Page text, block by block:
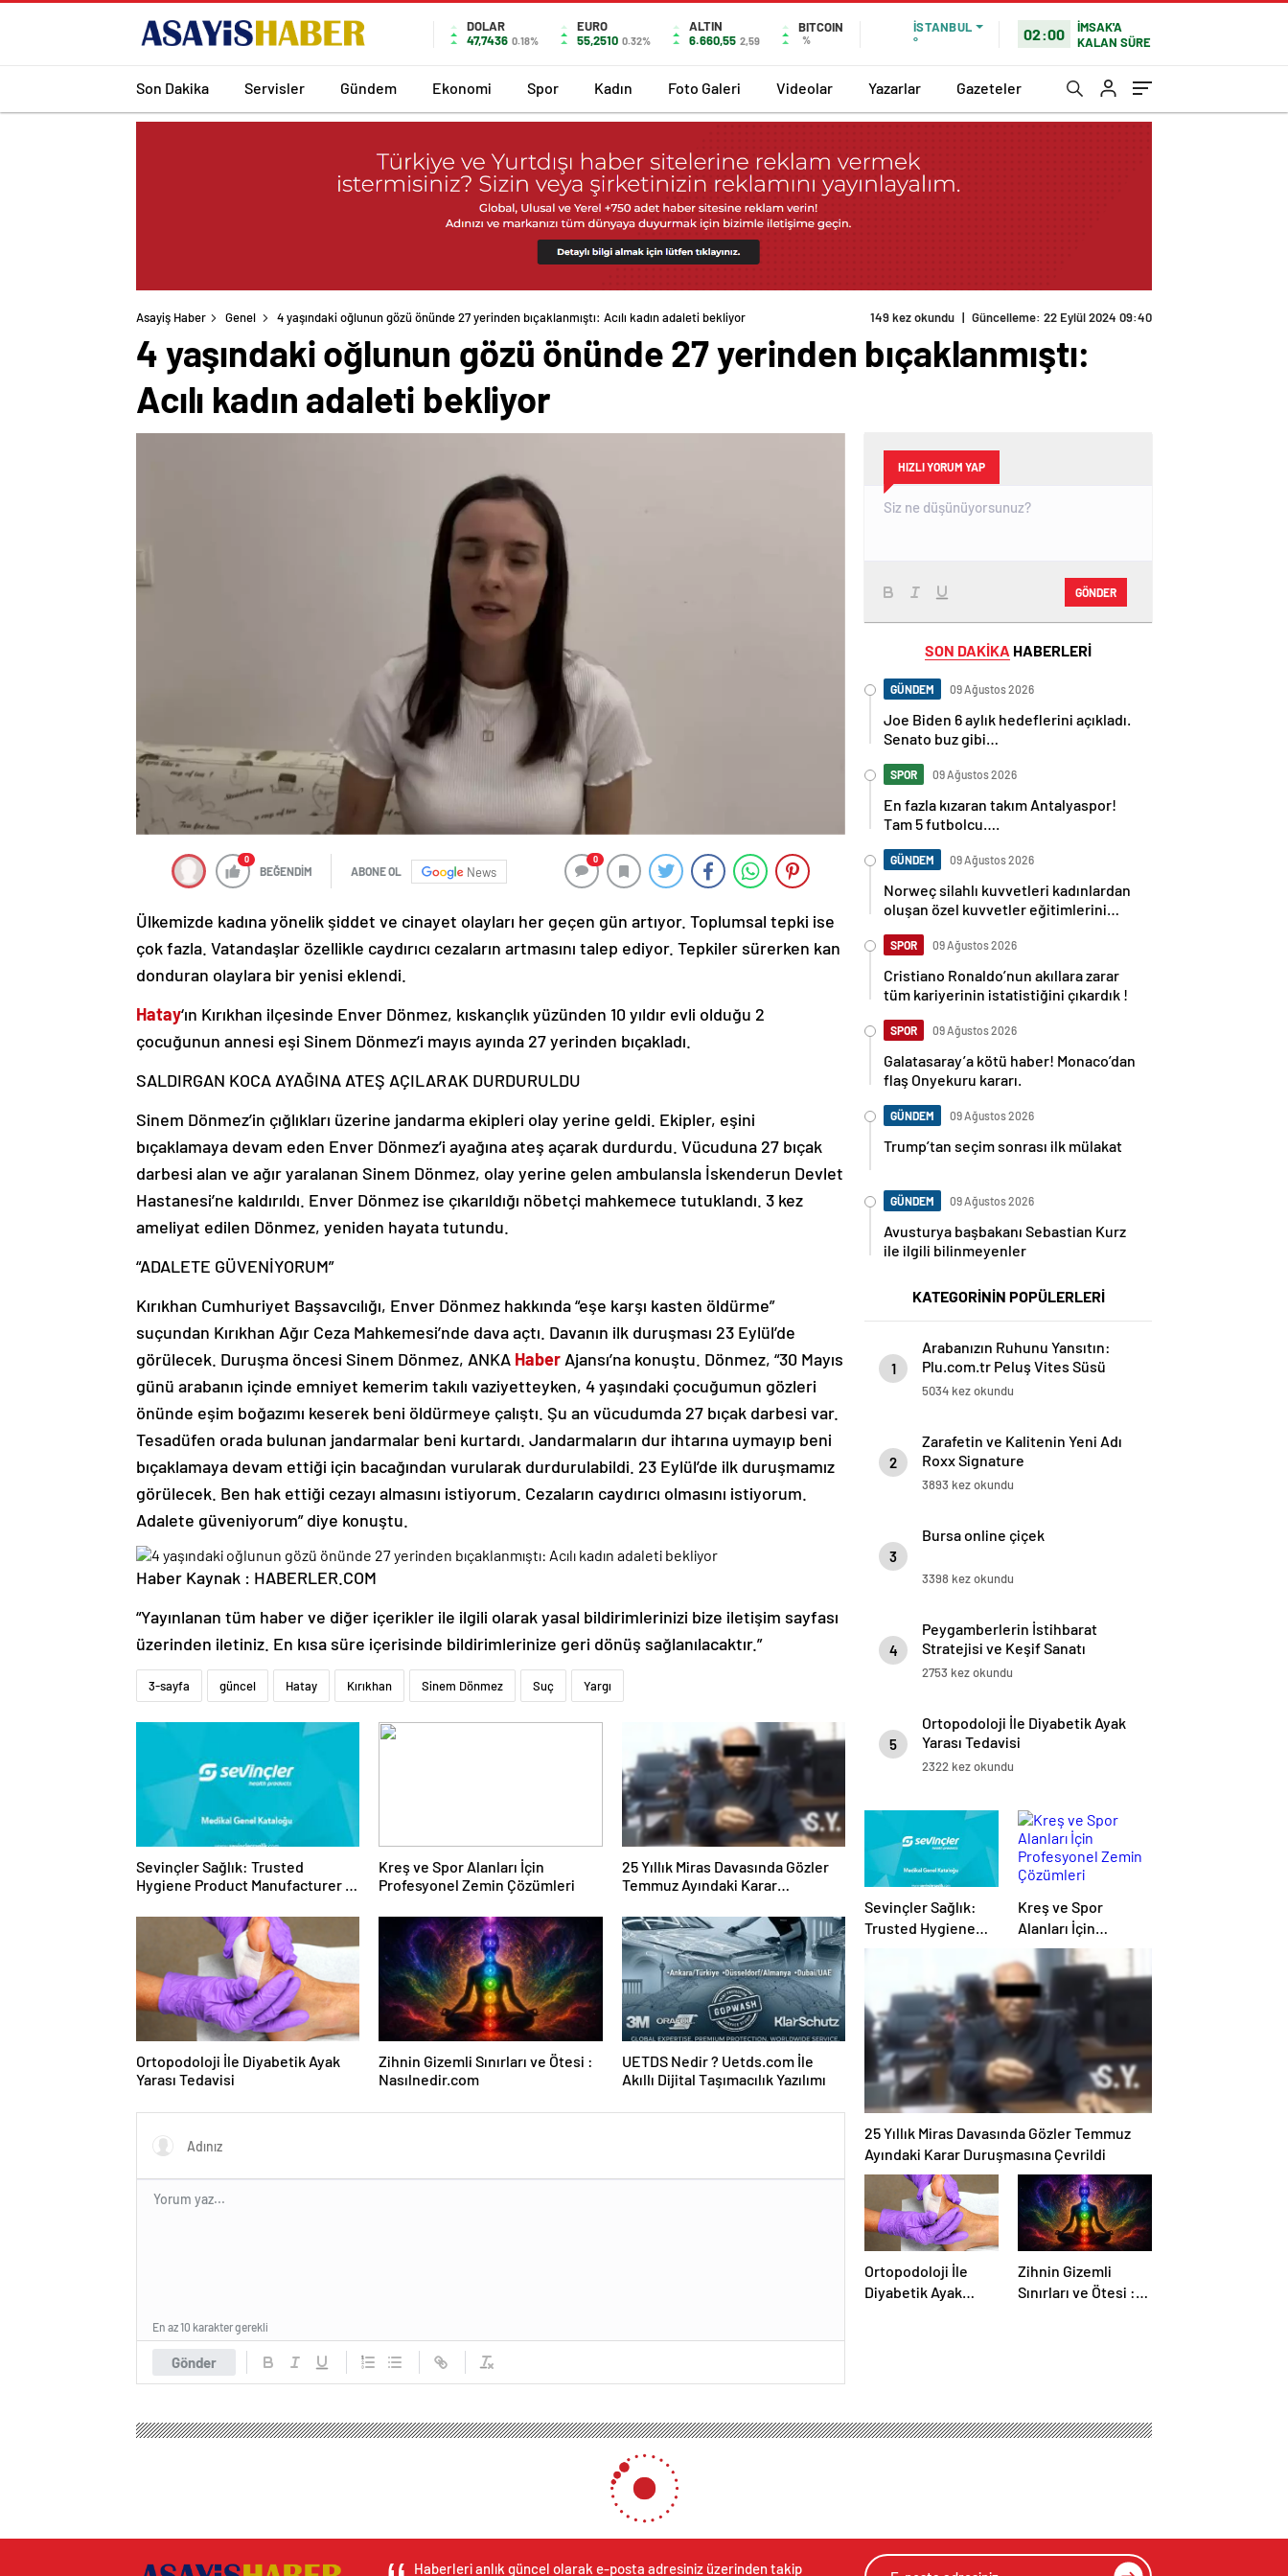
DOLAR
47,7436 0.18%
EURO
55,2510 0.32%
ALTIN
6.660,55 2,59
BITCOIN
%
İSTANBUL
°
02:00
İMSAK'A
KALAN SÜRE
Son Dakika Servisler Gündem Ekonomi Spor Kadın Foto Galeri Videolar Yazarlar Gazeteler
Asayiş Haber Genel 4 yaşındaki oğlunun gözü önünde 27 yerinden bıçaklanmıştı: Acılı kadın adaleti bekliyor 149 kez okundu | Güncelleme: 22 Eylül 2024 09:40
4 yaşındaki oğlunun gözü önünde 27 yerinden bıçaklanmıştı:
Acılı kadın adaleti bekliyor
0
BEĞENDİM ABONE OL News
0
Ülkemizde kadına yönelik şiddet ve cinayet olayları her geçen gün artıyor. Toplumsal tepki ise
çok fazla. Vatandaşlar özellikle caydırıcı cezaların artmasını talep ediyor. Tepkiler sürerken kan
donduran olaylara bir yenisi eklendi.
Hatay‘ın Kırıkhan ilçesinde Enver Dönmez, kıskançlık yüzünden 10 yıldır evli olduğu 2
çocuğunun annesi eşi Sinem Dönmez’i mayıs ayında 27 yerinden bıçakladı.
SALDIRGAN KOCA AYAĞINA ATEŞ AÇILARAK DURDURULDU
Sinem Dönmez’in çığlıkları üzerine jandarma ekipleri olay yerine geldi. Ekipler, eşini
bıçaklamaya devam eden Enver Dönmez’i ayağına ateş açarak durdurdu. Vücuduna 27 bıçak
darbesi alan ve ağır yaralanan Sinem Dönmez, olay yerine gelen ambulansla İskenderun Devlet
Hastanesi’ne kaldırıldı. Enver Dönmez ise çıkarıldığı nöbetçi mahkemece tutuklandı. 3 kez
ameliyat edilen Dönmez, yeniden hayata tutundu.
“ADALETE GÜVENİYORUM”
Kırıkhan Cumhuriyet Başsavcılığı, Enver Dönmez hakkında “eşe karşı kasten öldürme”
suçundan Kırıkhan Ağır Ceza Mahkemesi’nde dava açtı. Davanın ilk duruşması 23 Eylül’de
görülecek. Duruşma öncesi Sinem Dönmez, ANKA Haber Ajansı’na konuştu. Dönmez, “30 Mayıs
günü arabanın içinde emniyet kemerim takılı vaziyetteyken, 4 yaşındaki çocuğumun gözleri
önünde eşim boğazımı keserek beni öldürmeye çalıştı. Şu an vücudumda 27 bıçak darbesi var.
Tesadüfen orada bulunan jandarmalar beni kurtardı. Jandarmaların dur ihtarına uymayıp beni
bıçaklamaya devam ettiği için bacağından vurularak durdurulabildi. 23 Eylül’de ilk duruşmamız
görülecek. Ben hak ettiği cezayı almasını istiyorum. Cezaların caydırıcı olmasını istiyorum.
Adalete güveniyorum” diye konuştu.
Haber Kaynak : HABERLER.COM
“Yayınlanan tüm haber ve diğer içerikler ile ilgili olarak yasal bildirimlerinizi bize iletişim sayfası
üzerinden iletiniz. En kısa süre içerisinde bildirimlerinize geri dönüş sağlanılacaktır.”
3-sayfa güncel Hatay Kırıkhan Sinem Dönmez Suç Yargı
Sevinçler Sağlık: Trusted
Hygiene Product Manufacturer in
Kreş ve Spor Alanları İçin
Profesyonel Zemin Çözümleri
25 Yıllık Miras Davasında Gözler
Temmuz Ayındaki Karar
Ortopodoloji İle Diyabetik Ayak
Yarası Tedavisi
Zihnin Gizemli Sınırları ve Ötesi :
Nasılnedir.com
UETDS Nedir ? Uetds.com İle
Akıllı Dijital Taşımacılık Yazılımı
Gönder
En az 10 karakter gerekli
HIZLI YORUM YAP
GÖNDER
SON DAKİKA HABERLERİ
GÜNDEM 09 Ağustos 2026
Joe Biden 6 aylık hedeflerini açıkladı.
Senato buz gibi…
SPOR 09 Ağustos 2026
En fazla kızaran takım Antalyaspor!
Tam 5 futbolcu….
GÜNDEM 09 Ağustos 2026
Norweç silahlı kuvvetleri kadınlardan
oluşan özel kuvvetler eğitimlerini
SPOR 09 Ağustos 2026
Cristiano Ronaldo’nun akıllara zarar
tüm kariyerinin istatistiğini çıkardık !
SPOR 09 Ağustos 2026
Galatasaray’a kötü haber! Monaco’dan
flaş Onyekuru kararı.
GÜNDEM 09 Ağustos 2026
Trump’tan seçim sonrası ilk mülakat
GÜNDEM 09 Ağustos 2026
Avusturya başbakanı Sebastian Kurz
ile ilgili bilinmeyenler
KATEGORİNİN POPÜLERLERİ
1
Arabanızın Ruhunu Yansıtın:
Plu.com.tr Peluş Vites Süsü
Modelleri
5034 kez okundu
2
Zarafetin ve Kalitenin Yeni Adı
Roxx Signature
3893 kez okundu
3
Bursa online çiçek
3398 kez okundu
4
Peygamberlerin İstihbarat
Stratejisi ve Keşif Sanatı
2753 kez okundu
5
Ortopodoloji İle Diyabetik Ayak
Yarası Tedavisi
2322 kez okundu
Sevinçler Sağlık:
Trusted Hygiene
Product
Manufacturer in
Turkey
Kreş ve Spor
Alanları İçin
Profesyonel Zemin
Çözümleri
25 Yıllık Miras Davasında Gözler Temmuz
Ayındaki Karar Duruşmasına Çevrildi
Ortopodoloji İle
Diyabetik Ayak
Zihnin Gizemli
Sınırları ve Ötesi :
Haberleri anlık güncel olarak e-posta adresiniz üzerinden takip